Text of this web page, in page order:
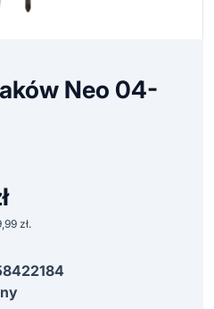
Neo 04-
Aktualna
zł.